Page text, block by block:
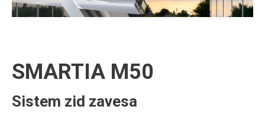
SMARTIA M50
Sistem zid zavesa